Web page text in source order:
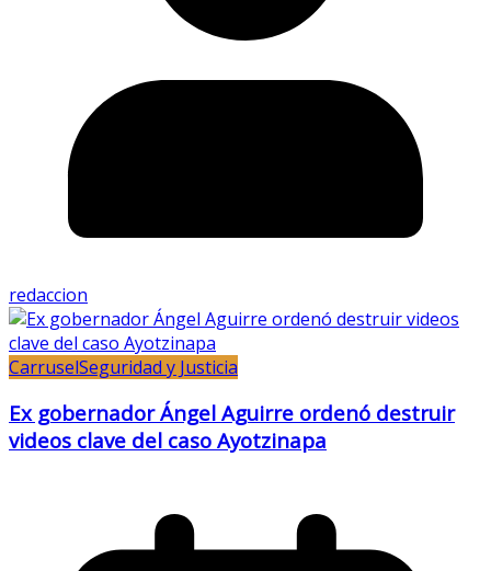
redaccion
CarruselSeguridad y Justicia
Ex gobernador Ángel Aguirre ordenó destruir
videos clave del caso Ayotzinapa